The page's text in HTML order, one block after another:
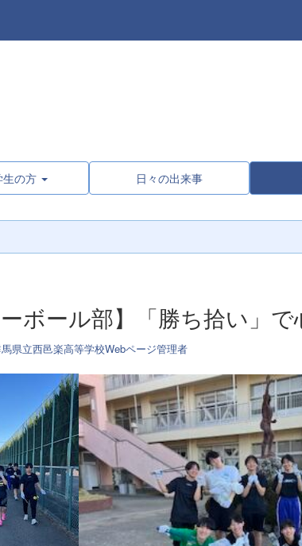
生の方 日々の出来事
ーボール部】「勝ち拾い」で
県立西邑楽高等学校Webページ管理者